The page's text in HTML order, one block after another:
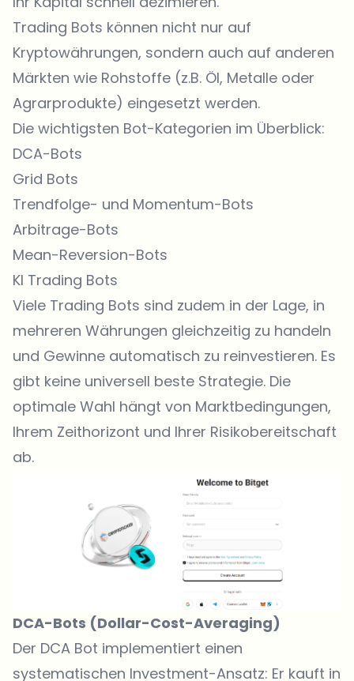
Trading Bots können nicht nur auf
Kryptowährungen, sondern auch auf anderen
Märkten wie Rohstoffe (z.B. Öl, Metalle oder
Agrarprodukte) eingesetzt werden.
Die wichtigsten Bot-Kategorien im Überblick:
DCA-Bots
Grid Bots
Trendfolge- und Momentum-Bots
Arbitrage-Bots
Mean-Reversion-Bots
KI Trading Bots
Viele Trading Bots sind zudem in der Lage, in
mehreren Währungen gleichzeitig zu handeln
und Gewinne automatisch zu reinvestieren. Es
gibt keine universell beste Strategie. Die
optimale Wahl hängt von Marktbedingungen,
Ihrem Zeithorizont und Ihrer Risikobereitschaft
ab.
DCA-Bots (Dollar-Cost-Averaging)
Der DCA Bot implementiert einen
systematischen Investment-Ansatz: Er kauft in